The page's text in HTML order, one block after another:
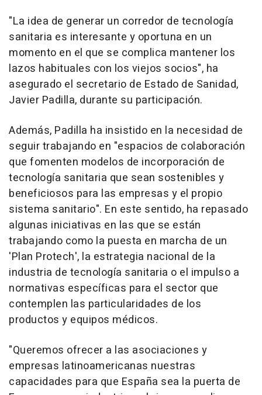
"La idea de generar un corredor de tecnología
sanitaria es interesante y oportuna en un
momento en el que se complica mantener los
lazos habituales con los viejos socios", ha
asegurado el secretario de Estado de Sanidad,
Javier Padilla, durante su participación.
Además, Padilla ha insistido en la necesidad de
seguir trabajando en "espacios de colaboración
que fomenten modelos de incorporación de
tecnología sanitaria que sean sostenibles y
beneficiosos para las empresas y el propio
sistema sanitario". En este sentido, ha repasado
algunas iniciativas en las que se están
trabajando como la puesta en marcha de un
'Plan Protech', la estrategia nacional de la
industria de tecnología sanitaria o el impulso a
normativas específicas para el sector que
contemplen las particularidades de los
productos y equipos médicos.
"Queremos ofrecer a las asociaciones y
empresas latinoamericanas nuestras
capacidades para que España sea la puerta de